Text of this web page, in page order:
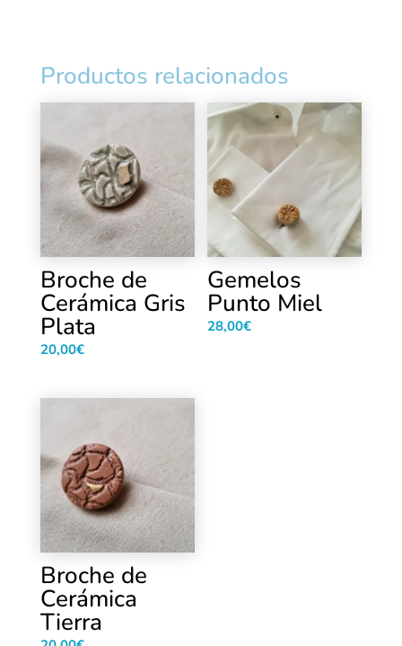
Productos relacionados
Broche de
Cerámica Gris
Plata
20,00€
Gemelos
Punto Miel
28,00€
Broche de
Cerámica
Tierra